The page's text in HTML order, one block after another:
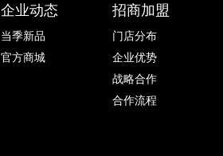
企业动态
当季新品
官方商城
招商加盟
门店分布
企业优势
战略合作
合作流程